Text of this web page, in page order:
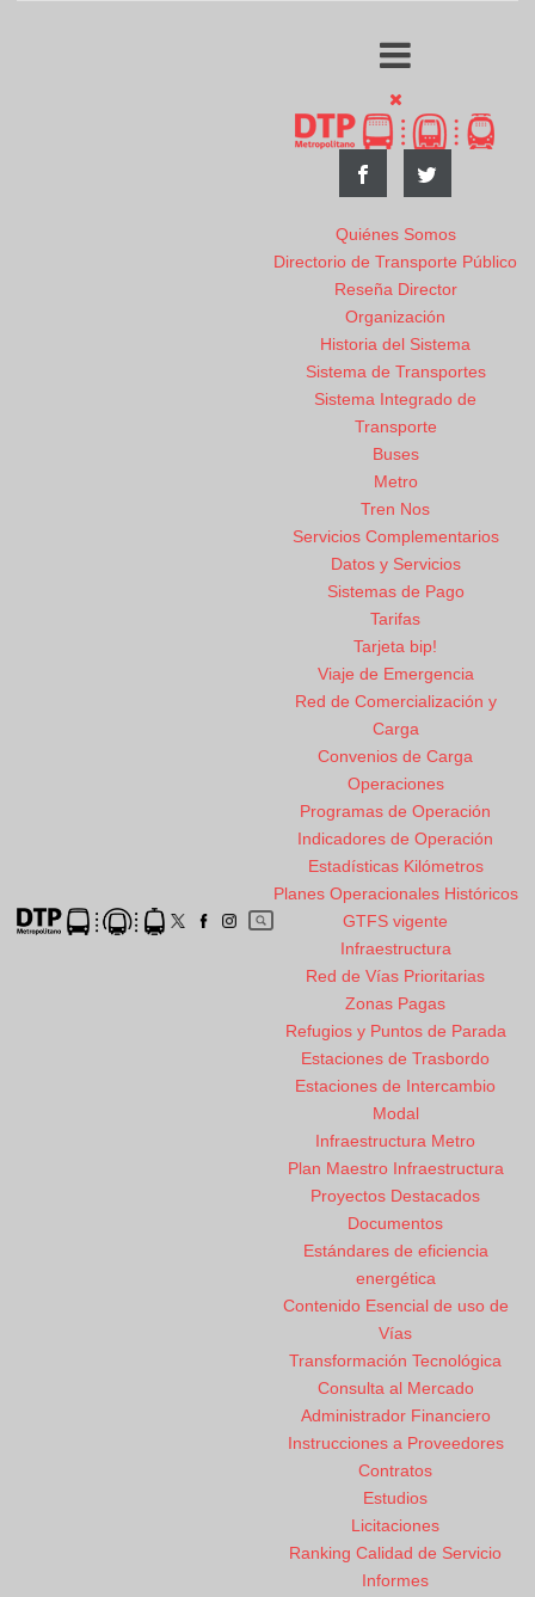
Quiénes Somos
Directorio de Transporte Público
Reseña Director
Organización
Historia del Sistema
Sistema de Transportes
Sistema Integrado de
Transporte
Buses
Metro
Tren Nos
Servicios Complementarios
Datos y Servicios
Sistemas de Pago
Tarifas
Tarjeta bip!
Viaje de Emergencia
Red de Comercialización y
Carga
Convenios de Carga
Operaciones
Programas de Operación
Indicadores de Operación
Estadísticas Kilómetros
Planes Operacionales Históricos
GTFS vigente
Infraestructura
Red de Vías Prioritarias
Zonas Pagas
Refugios y Puntos de Parada
Estaciones de Trasbordo
Estaciones de Intercambio
Modal
Infraestructura Metro
Plan Maestro Infraestructura
Proyectos Destacados
Documentos
Estándares de eficiencia
energética
Contenido Esencial de uso de
Vías
Transformación Tecnológica
Consulta al Mercado
Administrador Financiero
Instrucciones a Proveedores
Contratos
Estudios
Licitaciones
Ranking Calidad de Servicio
Informes